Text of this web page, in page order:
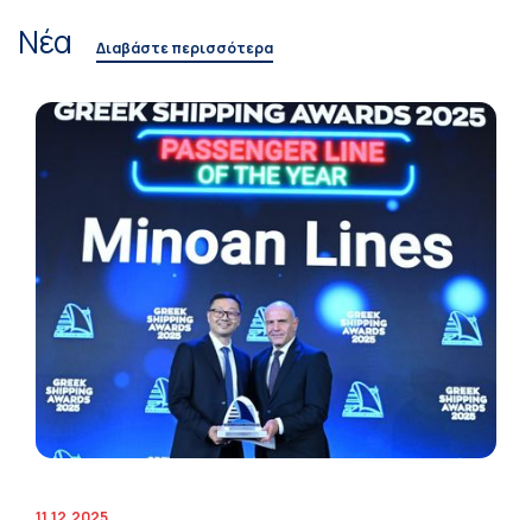
Νέα Διαβάστε περισσότερα